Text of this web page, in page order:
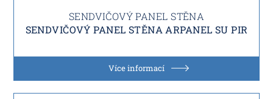
SENDVIČOVÝ PANEL STĚNA
SENDVIČOVÝ PANEL STĚNA ARPANEL SU PIR
Více informací